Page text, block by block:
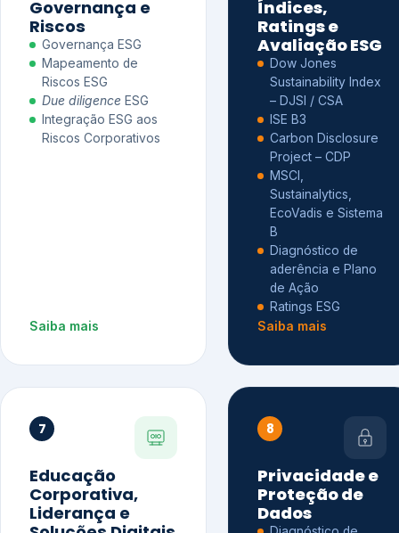
Governança e
Riscos
Governança ESG
Mapeamento de
Riscos ESG
Due diligence ESG
Integração ESG aos
Riscos Corporativos
Saiba mais
Índices,
Ratings e
Avaliação ESG
Dow Jones
Sustainability Index
– DJSI / CSA
ISE B3
Carbon Disclosure
Project – CDP
MSCI,
Sustainalytics,
EcoVadis e Sistema
B
Diagnóstico de
aderência e Plano
de Ação
Ratings ESG
Saiba mais
7
Educação
Corporativa,
Liderança e
8
Privacidade e
Proteção de
Dados